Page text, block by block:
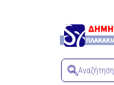
Αναζήτηση